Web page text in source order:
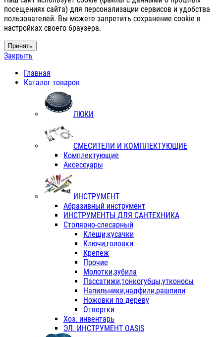
посещениях сайта) для персонализации сервисов и удобства
пользователей. Вы можете запретить сохранение cookie в
настройках своего браузера.
Принять
Закрыть
Главная
Каталог товаров
ЛЮКИ
СМЕСИТЕЛИ И КОМПЛЕКТУЮЩИЕ
Комплектующие
Аксессуары
ИНСТРУМЕНТ
Абразивный инструмент
ИНСТРУМЕНТЫ ДЛЯ САНТЕХНИКА
Столярно-слесарный
Клещи,кусачки
Ключи,головки
Крепеж
Прочие
Молотки,зубила
Пассатижи,тонкогубцы,утконосы
Напильники,надфили,рашпили
Ножовки по дереву
Отвертки
Хоз. инвентарь
ЭЛ. ИНСТРУМЕНТ OASIS